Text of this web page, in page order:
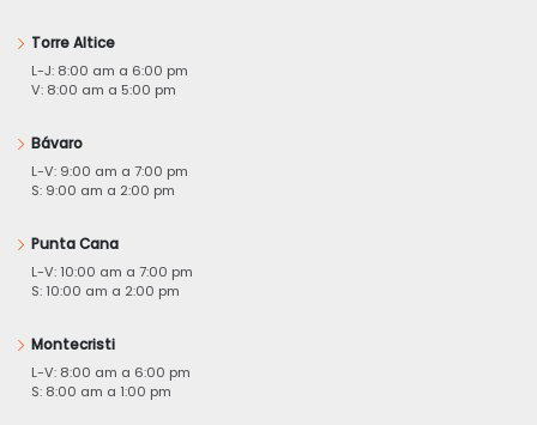
Torre Altice
L-J: 8:00 am a 6:00 pm
V: 8:00 am a 5:00 pm
Bávaro
L-V: 9:00 am a 7:00 pm
S: 9:00 am a 2:00 pm
Punta Cana
L-V: 10:00 am a 7:00 pm
S: 10:00 am a 2:00 pm
Montecristi
L-V: 8:00 am a 6:00 pm
S: 8:00 am a 1:00 pm